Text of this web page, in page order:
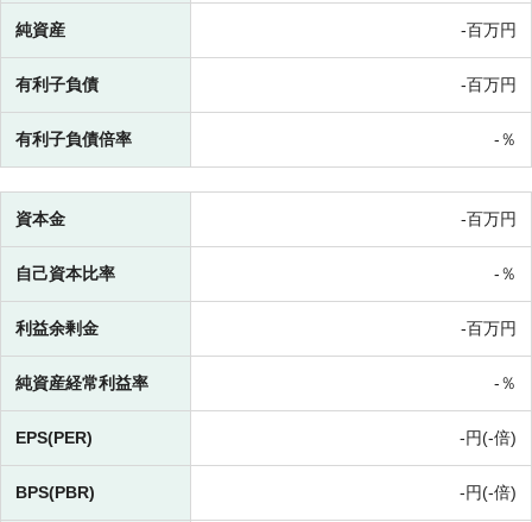
純資産 -百万円
有利子負債 -百万円
有利子負債倍率 -％
資本金 -百万円
自己資本比率 -％
利益余剰金 -百万円
純資産経常利益率 -％
EPS(PER) -円(-倍)
BPS(PBR) -円(-倍)